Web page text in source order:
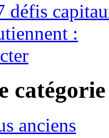
défis
:
anciens